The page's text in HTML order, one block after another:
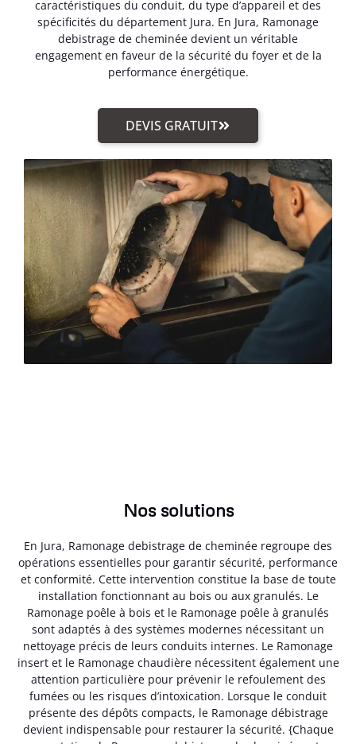
caractéristiques du conduit, du type d’appareil et des
spécificités du département Jura. En Jura, Ramonage
debistrage de cheminée devient un véritable
engagement en faveur de la sécurité du foyer et de la
performance énergétique.
DEVIS GRATUIT
Nos solutions
En Jura, Ramonage debistrage de cheminée regroupe des
opérations essentielles pour garantir sécurité, performance
et conformité. Cette intervention constitue la base de toute
installation fonctionnant au bois ou aux granulés. Le
Ramonage poêle à bois et le Ramonage poêle à granulés
sont adaptés à des systèmes modernes nécessitant un
nettoyage précis de leurs conduits internes. Le Ramonage
insert et le Ramonage chaudière nécessitent également une
attention particulière pour prévenir le refoulement des
fumées ou les risques d’intoxication. Lorsque le conduit
présente des dépôts compacts, le Ramonage débistrage
devient indispensable pour restaurer la sécurité. {Chaque